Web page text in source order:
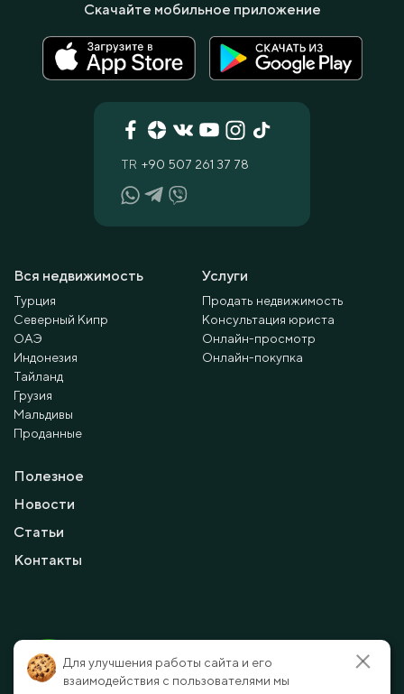
Вся недвижимость
Турция
Северный Кипр
ОАЭ
Индонезия
Тайланд
Грузия
Мальдивы
Проданные
Услуги
Продать недвижимость
Консультация юриста
Онлайн-просмотр
Онлайн-покупка
Полезное
Новости
Статьи
Контакты
TR +90 507 261 37 78
официальный сайт.
Все права защищены.
Скачайте мобильное приложение
Для улучшения работы сайта и его
взаимодействия с пользователями мы